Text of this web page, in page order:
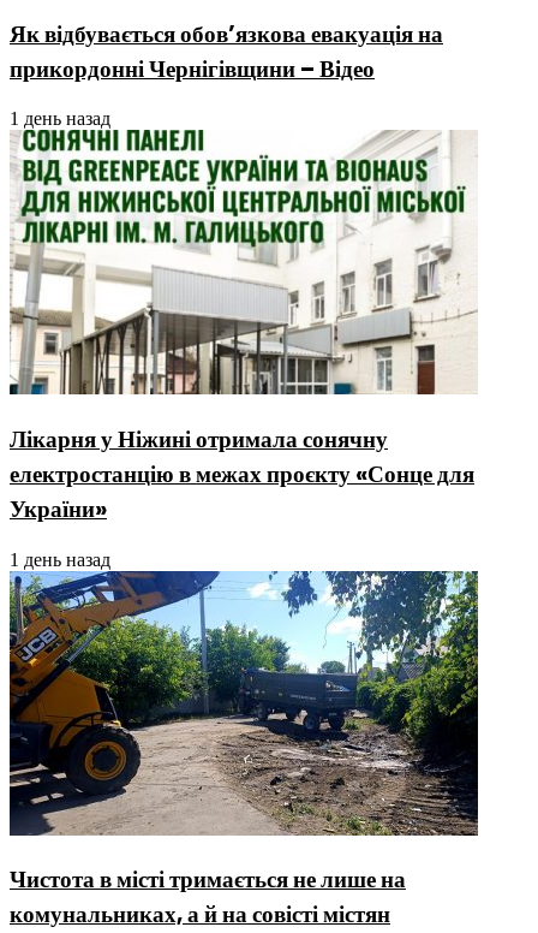
Як відбувається обов’язкова евакуація на
прикордонні Чернігівщини – Відео
1 день назад
Лікарня у Ніжині отримала сонячну
електростанцію в межах проєкту «Сонце для
України»
1 день назад
Чистота в місті тримається не лише на
комунальниках, а й на совісті містян